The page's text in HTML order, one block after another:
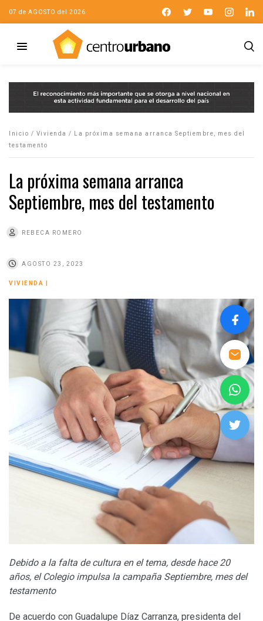
07 de AGOSTO del 2026
Inicio / Vivienda /
La próxima semana arranca Septiembre, mes del
testamento
La próxima semana arranca
Septiembre, mes del testamento
REBECA ROMERO
AGOSTO 23, 2023
VIVIENDA
Debido a la falta de cultura en el tema, desde hace 20
años, el Colegio impulsa la campaña Septiembre, mes del
testamento
De acuerdo con Guadalupe Díaz Carranza, presidenta del